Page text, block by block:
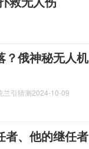
？俄神秘无人机
兰引猜测2024-10-09
者、他的继任者